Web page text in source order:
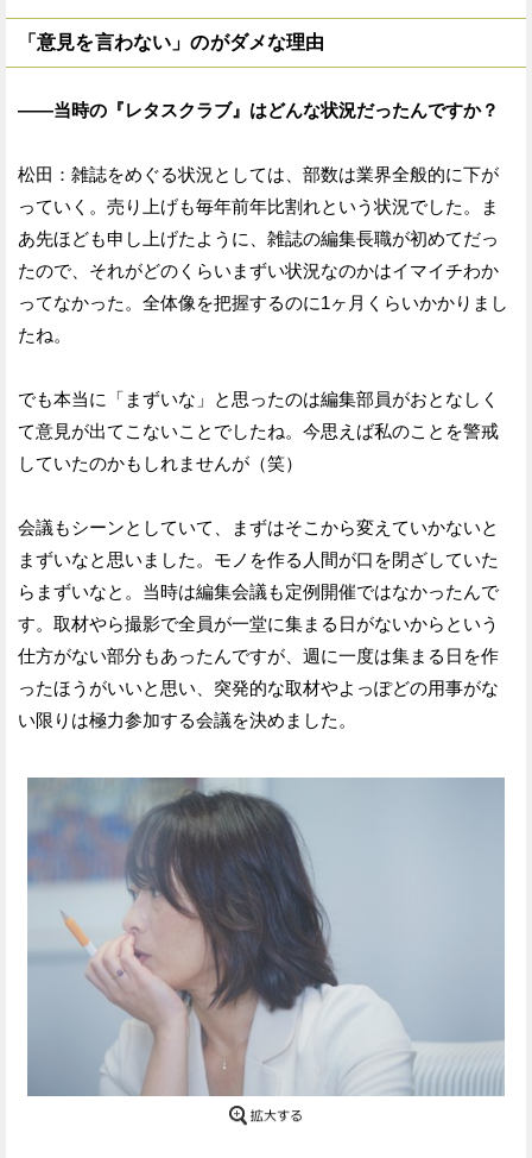
「意見を言わない」のがダメな理由
——当時の『レタスクラブ』はどんな状況だったんですか？
松田：雑誌をめぐる状況としては、部数は業界全般的に下が
っていく。売り上げも毎年前年比割れという状況でした。ま
あ先ほども申し上げたように、雑誌の編集長職が初めてだっ
たので、それがどのくらいまずい状況なのかはイマイチわか
ってなかった。全体像を把握するのに1ヶ月くらいかかりまし
たね。
でも本当に「まずいな」と思ったのは編集部員がおとなしく
て意見が出てこないことでしたね。今思えば私のことを警戒
していたのかもしれませんが（笑）
会議もシーンとしていて、まずはそこから変えていかないと
まずいなと思いました。モノを作る人間が口を閉ざしていた
らまずいなと。当時は編集会議も定例開催ではなかったんで
す。取材やら撮影で全員が一堂に集まる日がないからという
仕方がない部分もあったんですが、週に一度は集まる日を作
ったほうがいいと思い、突発的な取材やよっぽどの用事がな
い限りは極力参加する会議を決めました。